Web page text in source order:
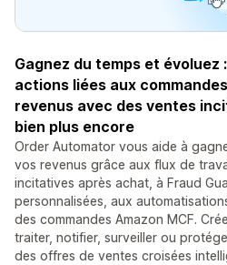
Gagnez du temps et évoluez
actions liées aux
revenus avec des ventes
bien plus encore
Order Automator vous aide à
vos revenus grâce aux flux de
incitatives après achat, à Fraud
personnalisées, aux
des commandes Amazon MCF.
traiter, notifier, surveiller ou
des offres de ventes croisées